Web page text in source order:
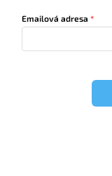
Emailová adresa